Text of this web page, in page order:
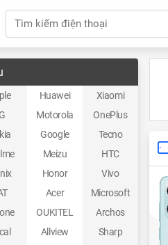
Tìm kiếm điện thoại
Huawei
Xiaomi
Motorola
OnePlus
Google
Tecno
Meizu
HTC
Honor
Vivo
Acer
Microsoft
OUKITEL
Archos
Allview
Sharp